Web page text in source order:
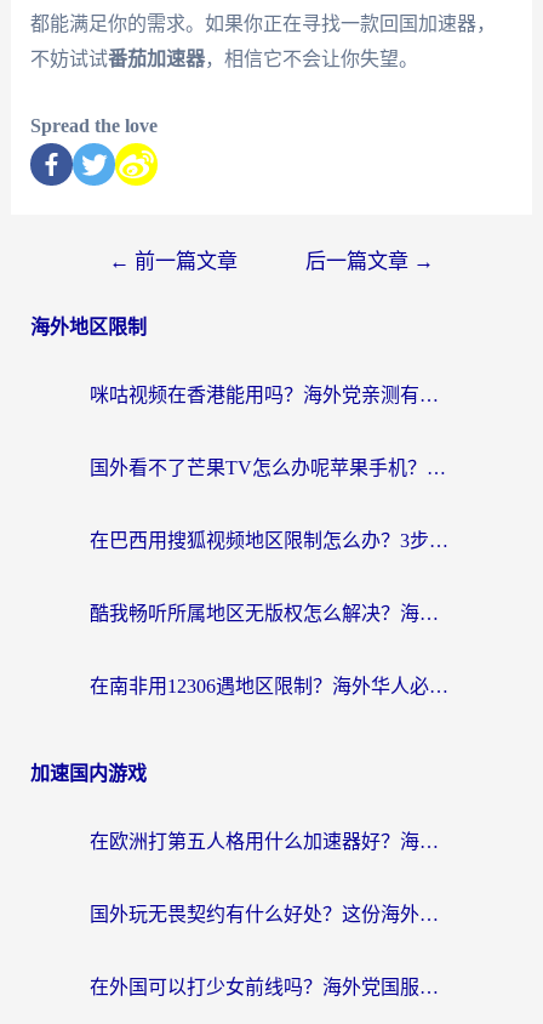
都能满足你的需求。如果你正在寻找一款回国加速器，
不妨试试番茄加速器，相信它不会让你失望。
Spread the love
← 前一篇文章 后一篇文章 →
海外地区限制
咪咕视频在香港能用吗？海外党亲测有效的回国加速方案来了
国外看不了芒果TV怎么办呢苹果手机？海外党追剧游戏的全能解决方案
在巴西用搜狐视频地区限制怎么办？3步解决海外看国内剧的烦恼
酷我畅听所属地区无版权怎么解决？海外党必看的回国加速全攻略
在南非用12306遇地区限制？海外华人必看的回国加速全攻略（附B站芒果TV解锁技巧）
加速国内游戏
在欧洲打第五人格用什么加速器好？海外党亲测有效的国服游戏加速方案
国外玩无畏契约有什么好处？这份海外国服游戏加速指南帮你解决90%的卡顿问题
在外国可以打少女前线吗？海外党国服游戏畅玩终极指南（附避坑技巧）